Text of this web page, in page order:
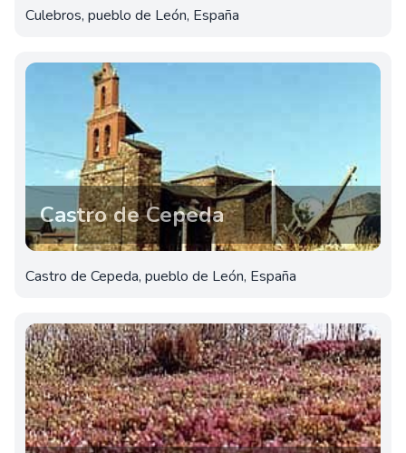
Culebros, pueblo de León, España
Castro de Cepeda
Castro de Cepeda, pueblo de León, España